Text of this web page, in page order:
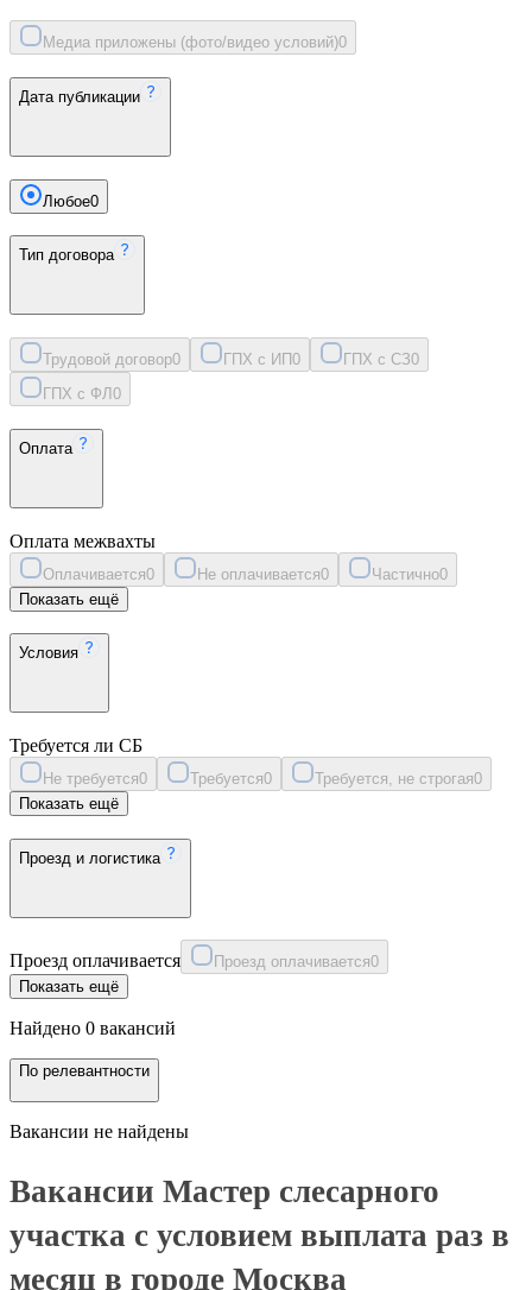
Медиа приложены (фото/видео условий)0
Дата публикации
Любое0
Тип договора
Трудовой договор0 ГПХ с ИП0 ГПХ с СЗ0
ГПХ с ФЛ 0
Оплата
Оплата межвахты
Оплачивается0 Не оплачивается0 Частично0
Показать ещё
Условия
Требуется ли СБ
Не требуется0 Требуется0 Требуется, не строгая0
Показать ещё
Проезд и логистика
Проезд оплачивается Проезд оплачивается0
Показать ещё
Найдено 0 вакансий
По релевантности
Вакансии не найдены
Вакансии Мастер слесарного
участка с условием выплата раз в
месяц в городе Москва